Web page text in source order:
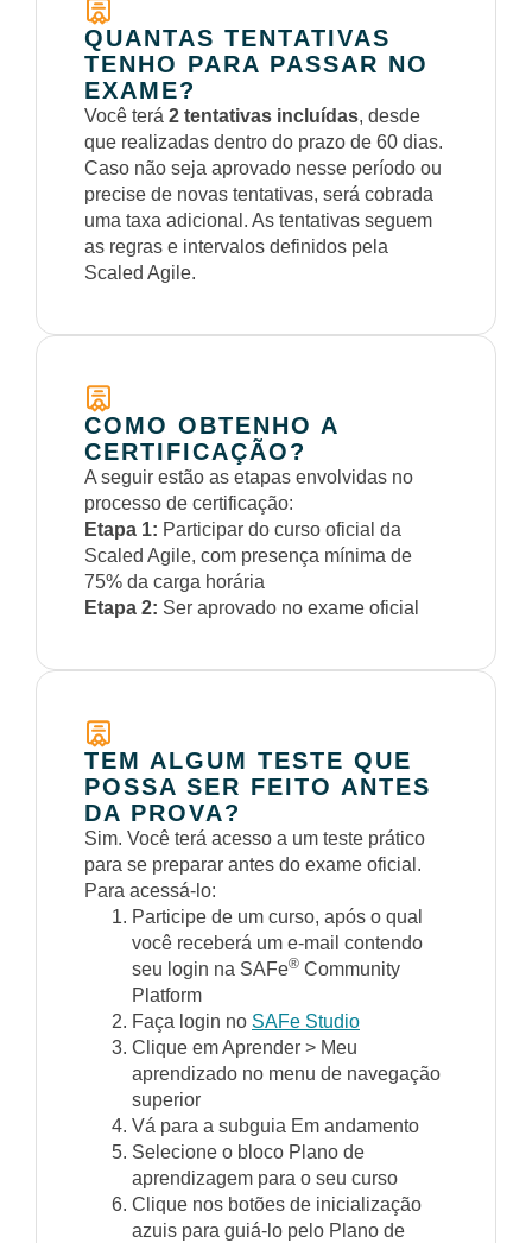
QUANTAS TENTATIVAS
TENHO PARA PASSAR NO
EXAME?
Você terá 2 tentativas incluídas, desde
que realizadas dentro do prazo de 60 dias.
Caso não seja aprovado nesse período ou
precise de novas tentativas, será cobrada
uma taxa adicional. As tentativas seguem
as regras e intervalos definidos pela
Scaled Agile.
COMO OBTENHO A
CERTIFICAÇÃO?
A seguir estão as etapas envolvidas no
processo de certificação:
Etapa 1: Participar do curso oficial da
Scaled Agile, com presença mínima de
75% da carga horária
Etapa 2: Ser aprovado no exame oficial
TEM ALGUM TESTE QUE
POSSA SER FEITO ANTES
DA PROVA?
Sim. Você terá acesso a um teste prático
para se preparar antes do exame oficial.
Para acessá-lo:
Participe de um curso, após o qual
você receberá um e-mail contendo
seu login na SAFe® Community
Platform
Faça login no SAFe Studio
Clique em Aprender > Meu
aprendizado no menu de navegação
superior
Vá para a subguia Em andamento
Selecione o bloco Plano de
aprendizagem para o seu curso
Clique nos botões de inicialização
azuis para guiá-lo pelo Plano de